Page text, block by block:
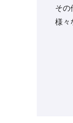
その
様々